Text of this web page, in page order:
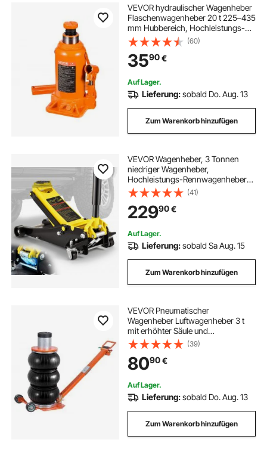
VEVOR hydraulischer Wagenheber
Flaschenwagenheber 20 t 225–435
mm Hubbereich, Hochleistungs-
Stempelwagenheber für Auto SUV
Pickup Autoreparatur Hauslift
landwirtschaftliche Geräte, Orange
(60)
3590€
Auf Lager.
Lieferung:sobald Do. Aug. 13
Zum Warenkorb hinzufügen
VEVOR Wagenheber, 3 Tonnen
niedriger Wagenheber,
Hochleistungs-Rennwagenheber
aus Stahl mit Doppelkolben-
Schnellhubpumpe, Hubbereich des
Wagenhebers 3,35"-19,69
(41)
22990€
Auf Lager.
Lieferung:sobald Sa Aug. 15
Zum Warenkorb hinzufügen
VEVOR Pneumatischer
Wagenheber Luftwagenheber 3 t
mit erhöhter Säule und
verstellbarem Griff, leicht
anzuhebender und platzsparender
Wagenheber mit dicker
Gummiauflage, für Limousine SUV
Pickup
(39)
8090€
Auf Lager.
Lieferung:sobald Do. Aug. 13
Zum Warenkorb hinzufügen